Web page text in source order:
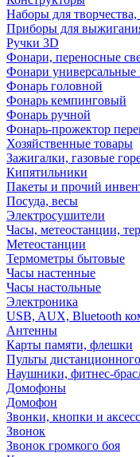
Наборы для творчества,
Приборы для
Ручки 3D
Фонари, переносные
Фонари универсальные
Фонарь головной
Фонарь кемпинговый
Фонарь ручной
Фонарь-прожектор
Хозяйственные товары
Зажигалки, газовые
Кипятильники
Пакеты и прочий
Посуда, весы
Электросушители
Часы, метеостанции,
Метеостанции
Термометры бытовые
Часы настенные
Часы настольные
Электроника
USB, AUX, Bluetooth
Антенны
Карты памяти, флешки
Пульты
Наушники, фитнес-
Домофоны
Домофон
Звонки, кнопки и
Звонок
Звонок громкого боя